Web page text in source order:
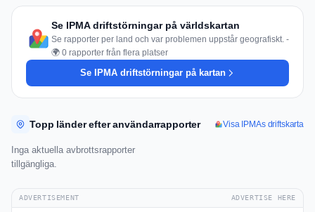
Se IPMA driftstörningar på världskartan
Se rapporter per land och var problemen uppstår geografiskt. -
🌍 0 rapporter från flera platser
Se IPMA driftstörningar på kartan
Topp länder efter användarrapporter Visa IPMAs driftskarta
Inga aktuella avbrottsrapporter
tillgängliga.
ADVERTISEMENT ADVERTISE HERE